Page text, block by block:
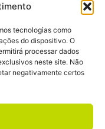
tecnologias como
do dispositivo. O
processar dados
neste site. Não
negativamente certos